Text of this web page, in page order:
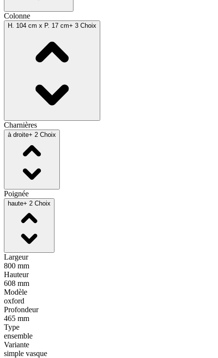
Colonne
H. 104 cm x P. 17 cm+ 3 Choix
Charnières
à droite+ 2 Choix
Poignée
haute+ 2 Choix
Largeur
800 mm
Hauteur
608 mm
Modèle
oxford
Profondeur
465 mm
Type
ensemble
Variante
simple vasque